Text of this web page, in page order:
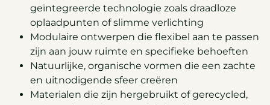
geïntegreerde technologie zoals draadloze
oplaadpunten of slimme verlichting
Modulaire ontwerpen die flexibel aan te passen
zijn aan jouw ruimte en specifieke behoeften
Natuurlijke, organische vormen die een zachte
en uitnodigende sfeer creëren
Materialen die zijn hergebruikt of gerecycled,